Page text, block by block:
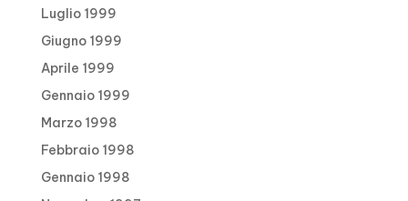
Luglio 1999
Giugno 1999
Aprile 1999
Gennaio 1999
Marzo 1998
Febbraio 1998
Gennaio 1998